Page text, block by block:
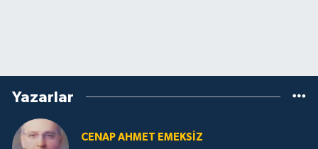
Yazarlar
CENAP AHMET EMEKSİZ